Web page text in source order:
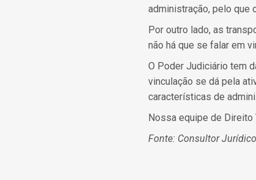
administração, pelo que
Por outro lado, as
não há que se falar em
O Poder Judiciário tem
vinculação se dá pela
características de
Nossa equipe de Direito
Fonte: Consultor Jurídico